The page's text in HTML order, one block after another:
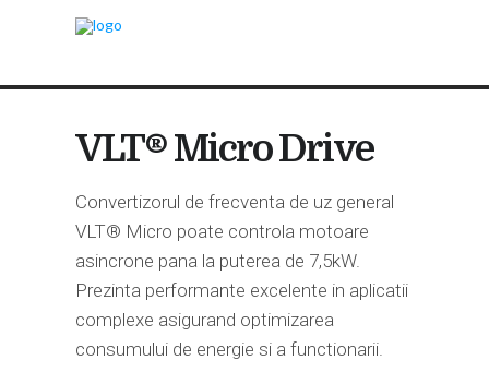
VLT® Micro Drive
Convertizorul de frecventa de uz general
VLT® Micro poate controla motoare
asincrone pana la puterea de 7,5kW.
Prezinta performante excelente in aplicatii
complexe asigurand optimizarea
consumului de energie si a functionarii.